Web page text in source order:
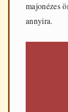
majonézes
annyira.